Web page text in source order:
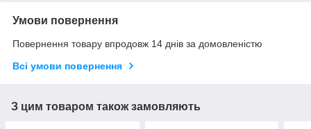
Умови повернення
Повернення товару впродовж 14 днів за домовленістю
Всі умови повернення
З цим товаром також замовляють